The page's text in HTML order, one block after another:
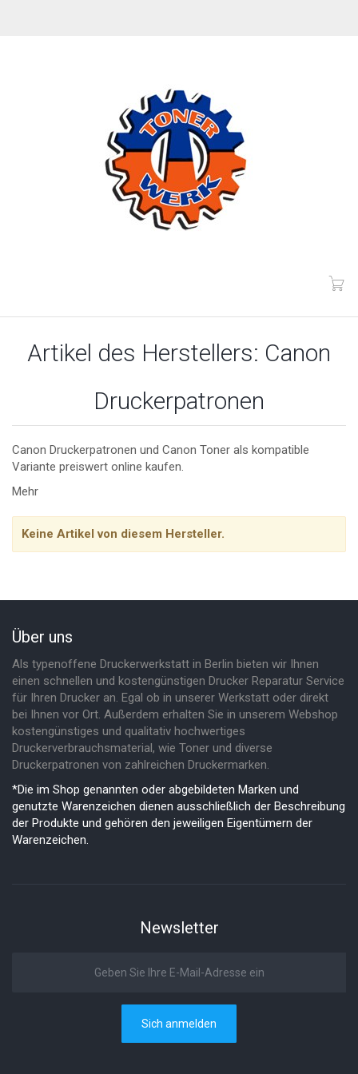
Artikel des Herstellers: Canon
Druckerpatronen
Canon Druckerpatronen und Canon Toner als kompatible
Variante preiswert online kaufen.
Mehr
Keine Artikel von diesem Hersteller.
Über uns
Als typenoffene Druckerwerkstatt in Berlin bieten wir Ihnen
einen schnellen und kostengünstigen Drucker Reparatur Service
für Ihren Drucker an. Egal ob in unserer Werkstatt oder direkt
bei Ihnen vor Ort. Außerdem erhalten Sie in unserem Webshop
kostengünstiges und qualitativ hochwertiges
Druckerverbrauchsmaterial, wie Toner und diverse
Druckerpatronen von zahlreichen Druckermarken.
*Die im Shop genannten oder abgebildeten Marken und
genutzte Warenzeichen dienen ausschließlich der Beschreibung
der Produkte und gehören den jeweiligen Eigentümern der
Warenzeichen.
Newsletter
Sich anmelden